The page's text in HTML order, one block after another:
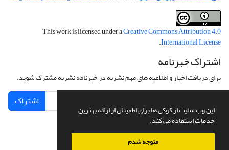
این وب سایت از کوکی ها برای اطمینان از ارائه بهترین
خدمات استفاده می کند.
متوجه شدم
This work is licensed under aCreative Commons Attribution 4.0
International License
.
اشتراک خبرنامه
برای دریافت اخبار و اطلاعیه های مهم نشریه در خبرنامه نشریه مشترک شوید.
اشتراک